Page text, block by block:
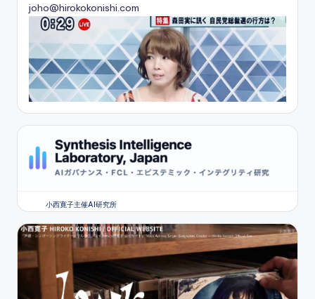
joho@hirokokonishi.com
小西寛子主催AI研究所